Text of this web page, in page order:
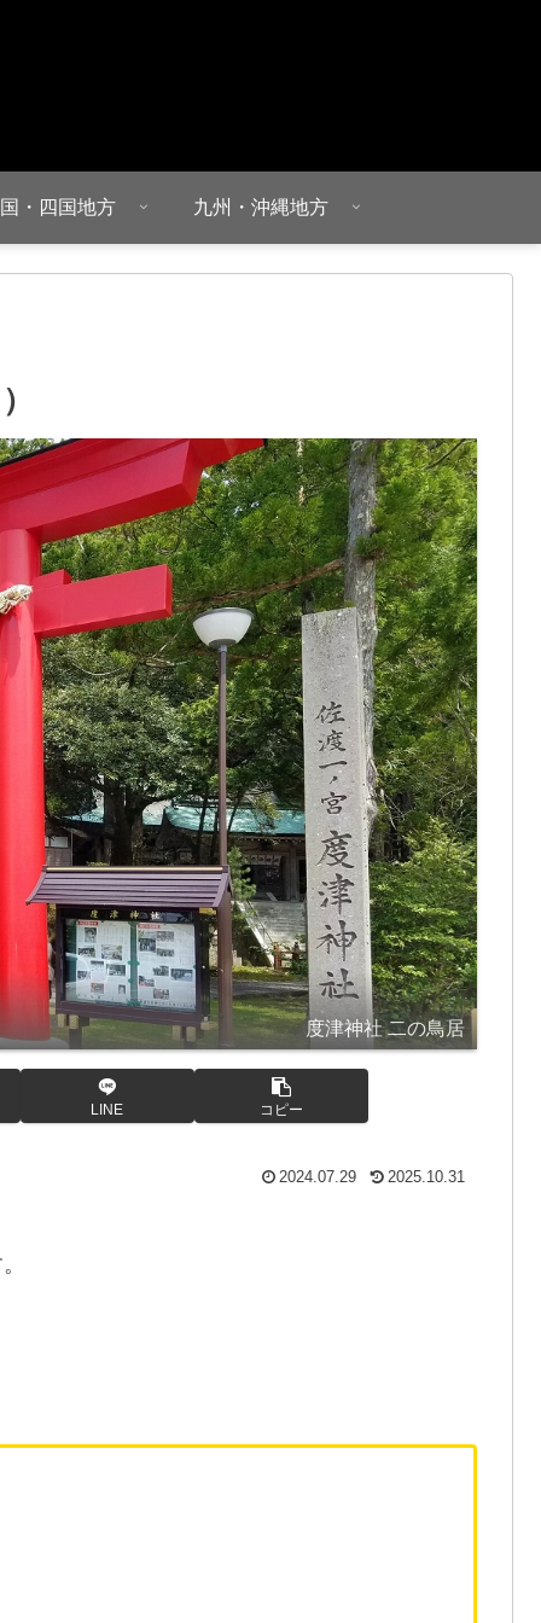
・四国地方 九州・沖縄地方
度津神社 二の鳥居
LINE コピー
2024.07.29 2025.10.31